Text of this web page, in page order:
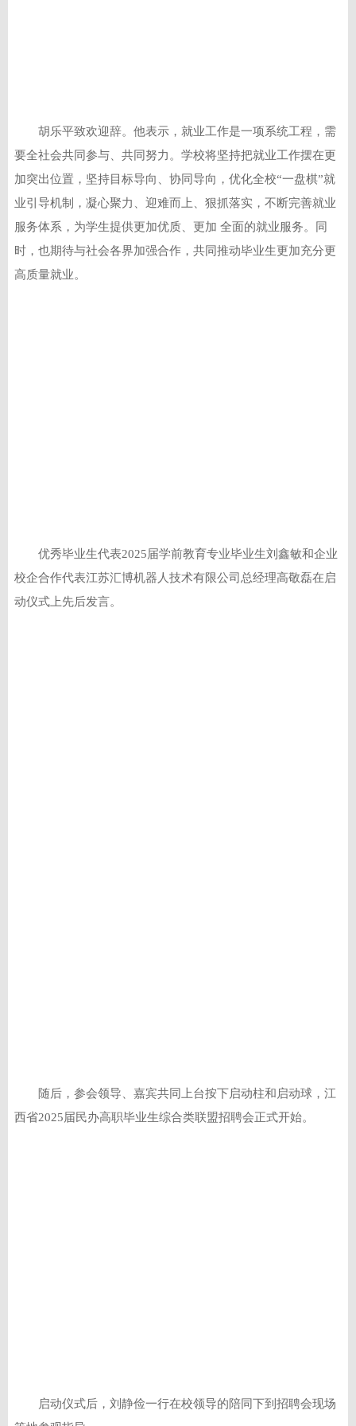
胡乐平致欢迎辞。他表示，就业工作是一项系统工程，需
要全社会共同参与、共同努力。学校将坚持把就业工作摆在更
加突出位置，坚持目标导向、协同导向，优化全校“一盘棋”就
业引导机制，凝心聚力、迎难而上、狠抓落实，不断完善就业
服务体系，为学生提供更加优质、更加 全面的就业服务。同
时，也期待与社会各界加强合作，共同推动毕业生更加充分更
高质量就业。
优秀毕业生代表2025届学前教育专业毕业生刘鑫敏和企业
校企合作代表江苏汇博机器人技术有限公司总经理高敬磊在启
动仪式上先后发言。
随后，参会领导、嘉宾共同上台按下启动柱和启动球，江
西省2025届民办高职毕业生综合类联盟招聘会正式开始。
启动仪式后，刘静俭一行在校领导的陪同下到招聘会现场